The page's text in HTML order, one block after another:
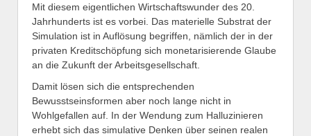
Mit diesem eigentlichen Wirtschaftswunder des 20.
Jahrhunderts ist es vorbei. Das materielle Substrat der
Simulation ist in Auflösung begriffen, nämlich der in der
privaten Kreditschöpfung sich monetarisierende Glaube
an die Zukunft der Arbeitsgesellschaft.
Damit lösen sich die entsprechenden
Bewusstseinsformen aber noch lange nicht in
Wohlgefallen auf. In der Wendung zum Halluzinieren
erhebt sich das simulative Denken über seinen realen